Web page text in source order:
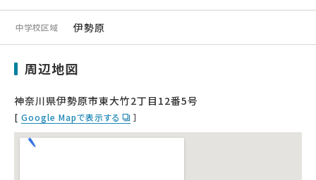
中学校区域 伊勢原
周辺地図
神奈川県伊勢原市東大竹2丁目12番5号
[ Google Mapで表示する ］